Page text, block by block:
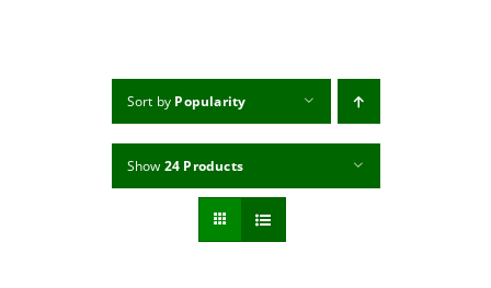
Sort by Popularity
Show 24 Products